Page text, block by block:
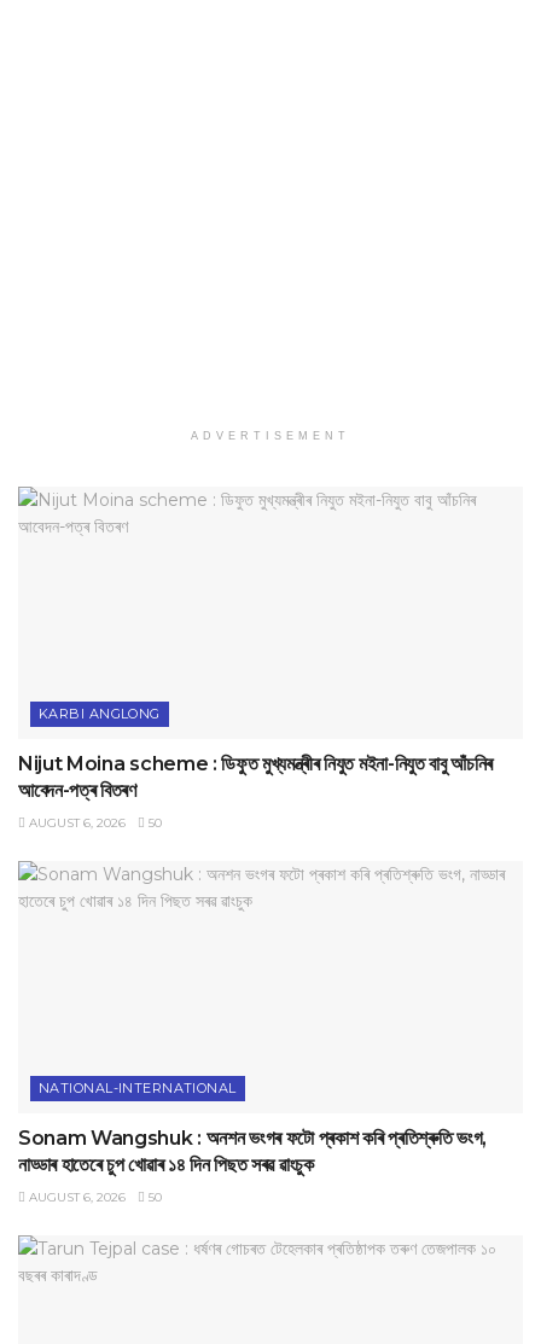
ADVERTISEMENT
KARBI ANGLONG
Nijut Moina scheme : ডিফুত মুখ্যমন্ত্ৰীৰ নিযুত মইনা-নিযুত বাবু আঁচনিৰ
আবেদন-পত্ৰ বিতৰণ
AUGUST 6, 2026 50
NATIONAL-INTERNATIONAL
Sonam Wangshuk : অনশন ভংগৰ ফটো প্ৰকাশ কৰি প্ৰতিশ্ৰুতি ভংগ,
নাড্ডাৰ হাতেৰে চুপ খোৱাৰ ১৪ দিন পিছত সৰৱ ৱাংচুক
AUGUST 6, 2026 50